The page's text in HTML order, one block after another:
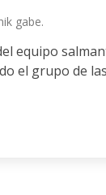
gabe.
equipo
el grupo de